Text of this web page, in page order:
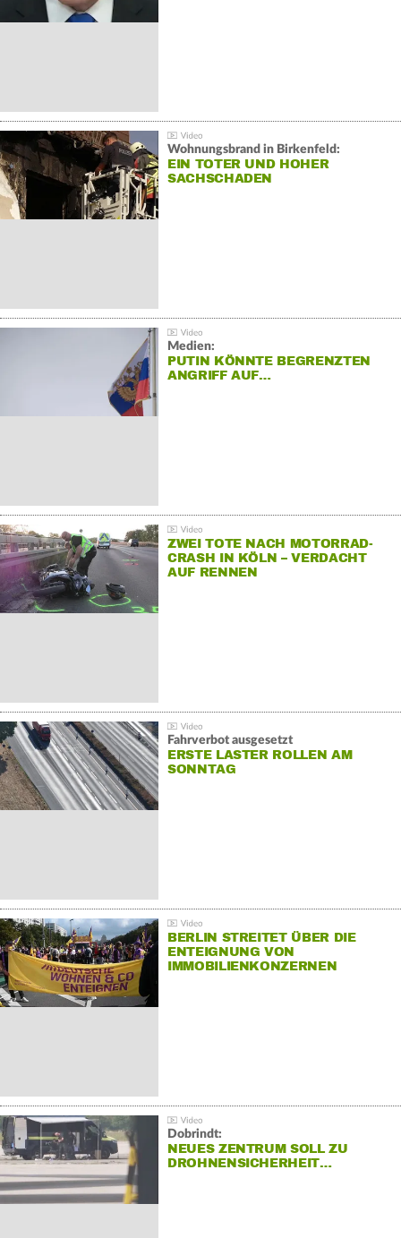
Wohnungsbrand in Birkenfeld:
EIN TOTER UND HOHER
SACHSCHADEN
Medien:
PUTIN KÖNNTE BEGRENZTEN
ANGRIFF AUF…
ZWEI TOTE NACH MOTORRAD-
CRASH IN KÖLN – VERDACHT
AUF RENNEN
Fahrverbot ausgesetzt
ERSTE LASTER ROLLEN AM
SONNTAG
BERLIN STREITET ÜBER DIE
ENTEIGNUNG VON
IMMOBILIENKONZERNEN
Dobrindt:
NEUES ZENTRUM SOLL ZU
DROHNENSICHERHEIT…